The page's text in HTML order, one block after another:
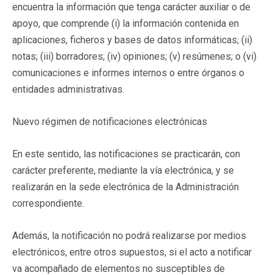
encuentra la información que tenga carácter auxiliar o de
apoyo, que comprende (i) la información contenida en
aplicaciones, ficheros y bases de datos informáticas; (ii)
notas; (iii) borradores; (iv) opiniones; (v) resúmenes; o (vi)
comunicaciones e informes internos o entre órganos o
entidades administrativas.
Nuevo régimen de notificaciones electrónicas
En este sentido, las notificaciones se practicarán, con
carácter preferente, mediante la vía electrónica, y se
realizarán en la sede electrónica de la Administración
correspondiente.
Además, la notificación no podrá realizarse por medios
electrónicos, entre otros supuestos, si el acto a notificar
va acompañado de elementos no susceptibles de